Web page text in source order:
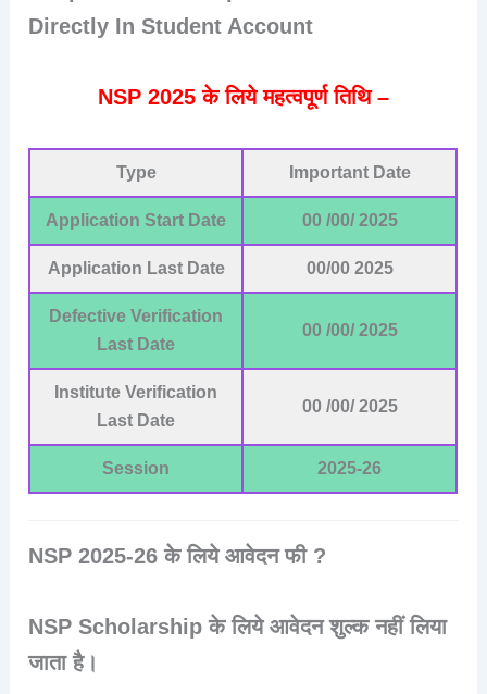
Directly In Student Account
NSP 2025 के लिये महत्वपूर्ण तिथि –
Type Important Date
Application Start Date 00 /00/ 2025
Application Last Date 00/00 2025
Defective Verification
Last Date
00 /00/ 2025
Institute Verification
Last Date
00 /00/ 2025
Session 2025-26
NSP 2025-26 के लिये आवेदन फी ?
NSP Scholarship के लिये आवेदन शुल्क नहीं लिया
जाता है।